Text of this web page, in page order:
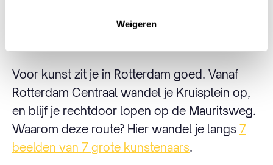
Weigeren
Route 3: kunst, kunst en nog
Voor kunst zit je in Rotterdam goed. Vanaf
Rotterdam Centraal wandel je Kruisplein op,
en blijf je rechtdoor lopen op de Mauritsweg.
Waarom deze route? Hier wandel je langs 7
beelden van 7 grote kunstenaars.